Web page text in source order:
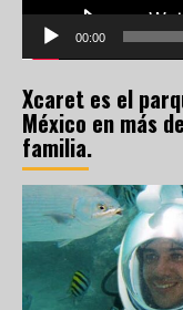
00:00
Xcaret es el
México en más
familia.